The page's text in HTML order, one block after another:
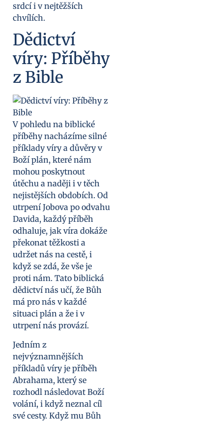
srdcí i v nejtěžších
chvílích.
Dědictví
víry: Příběhy
z Bible
V pohledu na biblické
příběhy nacházíme silné
příklady víry a důvěry v
Boží plán, které nám
mohou poskytnout
útěchu a naději i v těch
nejistějších obdobích. Od
utrpení Jobova po odvahu
Davida, každý příběh
odhaluje, jak víra dokáže
překonat těžkosti a
udržet nás na cestě, i
když se zdá, že vše je
proti nám. Tato biblická
dědictví nás učí, že Bůh
má pro nás v každé
situaci plán a že i v
utrpení nás provází.
Jedním z
nejvýznamnějších
příkladů víry je příběh
Abrahama, který se
rozhodl následovat Boží
volání, i když neznal cíl
své cesty. Když mu Bůh